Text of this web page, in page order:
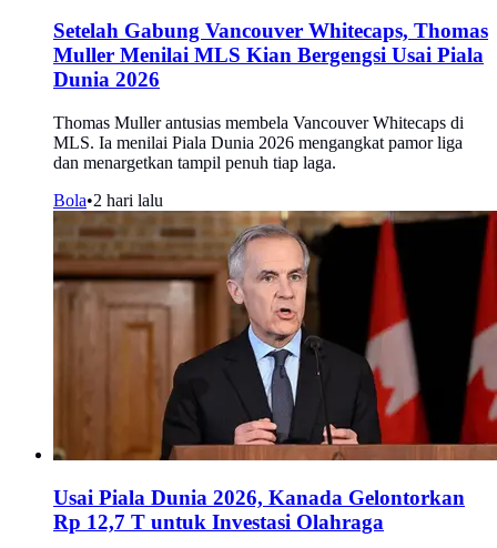
Setelah Gabung Vancouver Whitecaps, Thomas
Muller Menilai MLS Kian Bergengsi Usai Piala
Dunia 2026
Thomas Muller antusias membela Vancouver Whitecaps di
MLS. Ia menilai Piala Dunia 2026 mengangkat pamor liga
dan menargetkan tampil penuh tiap laga.
Bola•2 hari lalu
Usai Piala Dunia 2026, Kanada Gelontorkan
Rp 12,7 T untuk Investasi Olahraga